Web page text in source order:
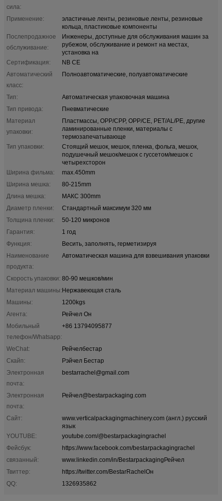
сила:
Применение:
эластичные ленты, резиновые ленты, резиновые
кольца, пластиковые компоненты
Послепродажное
обслуживание:
Инженеры, доступные для обслуживания машин за
рубежом, обслуживание и ремонт на местах,
установка на
Сертификация:
NB CE
Автоматический
класс:
Полноавтоматические, полуавтоматические
Тип:
Автоматическая упаковочная машина
Тип привода:
Пневматические
Материал
упаковки:
Пластмассы, OPP/CPP, OPP/CE, PET/AL/PE, другие
ламинированные пленки, материалы с
термозапечатывающе
Тип упаковки:
Стоящий мешок, мешок, пленка, фольга, мешок,
подушечный мешок/мешок с гуссетом/мешок с
четырехсторон
Ширина фильма:
max.450mm
Ширина мешка:
80-215mm
Длина мешка:
МАКС 300mm
Диаметр пленки:
Стандартный максимум 320 мм
Толщина пленки:
50-120 микронов
Гарантия:
1 год
Функция:
Весить, заполнять, герметизируя
Наименование
продукта:
Автоматическая машина для взвешивания упаковки
Скорость упаковки: 80-90 мешков/мин
Материал машины:Нержавеющая сталь
Машины:
1200kgs
Агента:
Рейчел Он
Мобильный
телефон/Whatsapp:
+86 13794095877
WeChat:
Рейчелбестар
Скайп:
Рэйчел Бестар
Электронная
почта:
bestarrachel@gmail.com
Электронная
почта:
Рейчел@bestarpackaging.com
Сайт:
www.verticalpackagingmachinery.com (англ.) русский
язык
YOUTUBE:
youtube.com/@bestarpackagingrachel
Фейсбук:
https://www.facebook.com/bestarpackagingrachel
связанный:
www.linkedin.com/in/BestarpackagingРейчел
Твиттер:
https://twitter.com/BestarRachelОн
QQ:
1326935862